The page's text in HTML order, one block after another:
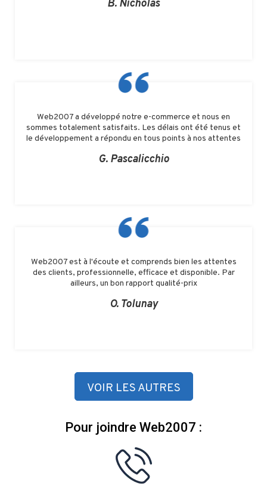
B. Nicholas
Web2007 a développé notre e-commerce et nous en
sommes totalement satisfaits. Les délais ont été tenus et
le développement a répondu en tous points à nos attentes
G. Pascalicchio
Web2007 est à l'écoute et comprends bien les attentes
des clients, professionnelle, efficace et disponible. Par
ailleurs, un bon rapport qualité-prix
O. Tolunay
VOIR LES AUTRES
Pour joindre Web2007 :